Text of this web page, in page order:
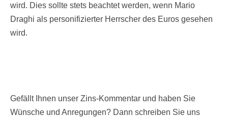
wird. Dies sollte stets beachtet werden, wenn Mario
Draghi als personifizierter Herrscher des Euros gesehen
wird.
Gefällt Ihnen unser Zins-Kommentar und haben Sie
Wünsche und Anregungen? Dann schreiben Sie uns